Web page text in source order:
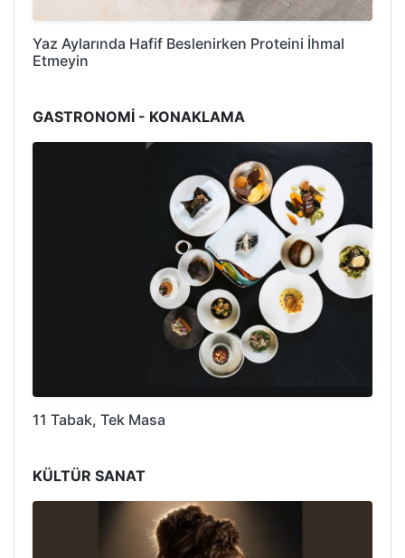
Yaz Aylarında Hafif Beslenirken Proteini İhmal
Etmeyin
GASTRONOMİ - KONAKLAMA
11 Tabak, Tek Masa
KÜLTÜR SANAT